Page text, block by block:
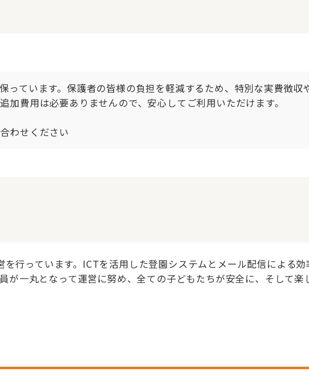
っています。保護者の皆様の負担を軽減するため、特別な実費徴収
費用は必要ありませんので、安心してご利用いただけます。
わせください
行っています。ICTを活用した登園システムとメール配信による
が一丸となって運営に努め、全ての子どもたちが安全に、そして